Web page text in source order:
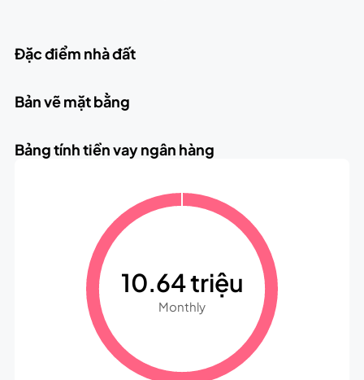
Đặc điểm nhà đất
Bản vẽ mặt bằng
Bảng tính tiền vay ngân hàng
10.64 triệu
Monthly